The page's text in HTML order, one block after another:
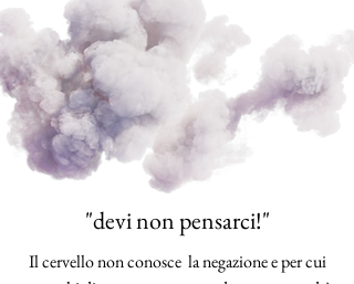
"devi non pensarci!"
Il cervello non conosce la negazione e per cui